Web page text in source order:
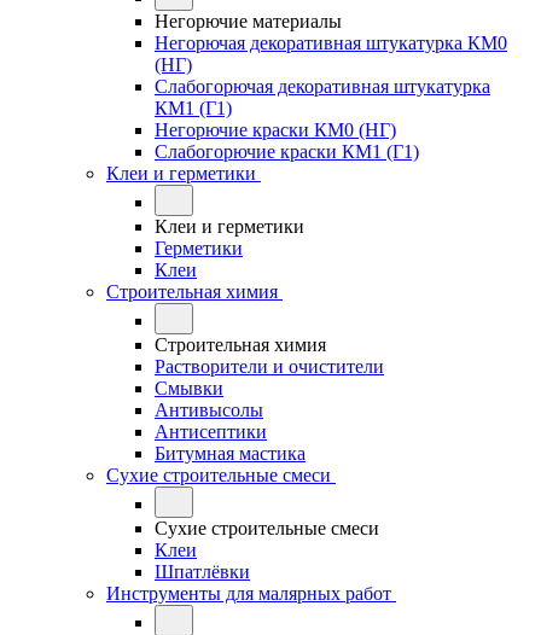
Негорючие материалы
Негорючая декоративная штукатурка КМ0
(НГ)
Слабогорючая декоративная штукатурка
КМ1 (Г1)
Негорючие краски КМ0 (НГ)
Слабогорючие краски КМ1 (Г1)
Клеи и герметики
Клеи и герметики
Герметики
Клеи
Строительная химия
Строительная химия
Растворители и очистители
Смывки
Антивысолы
Антисептики
Битумная мастика
Сухие строительные смеси
Сухие строительные смеси
Клеи
Шпатлёвки
Инструменты для малярных работ